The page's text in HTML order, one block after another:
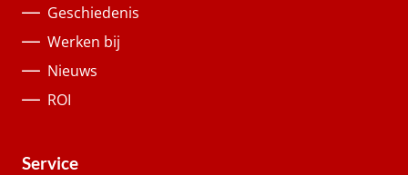
Geschiedenis
Werken bij
Nieuws
ROI
Service